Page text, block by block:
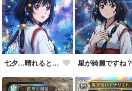
七夕…晴れると良いなぁ。 星が綺麗ですね？